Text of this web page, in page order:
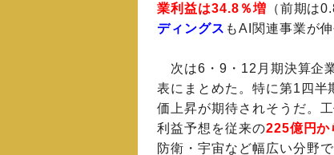
業利益は34.8％増 （前期は
ディングス もAI関連事業が
次は6・9・12月期決算企
表にまとめた。特に第1四
価上昇が期待されそうだ。
利益予想を従来の225億円か
防衛・宇宙など幅広い分野